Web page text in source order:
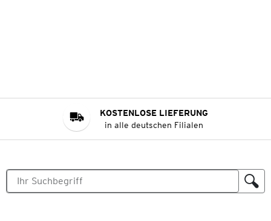
KOSTENLOSE LIEFERUNG
in alle deutschen Filialen